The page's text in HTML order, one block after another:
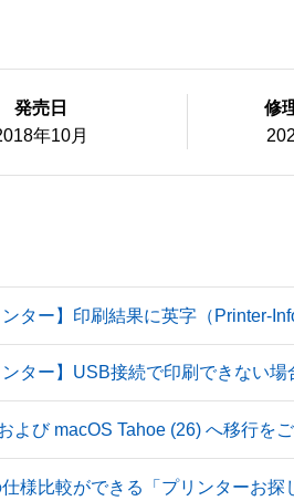
発売日
年10月
修
ンター】印刷結果に英字（Printer-
ンター】USB接続で印刷できない
よび macOS Tahoe (26) へ移行を
様比較ができる「プリンターお探